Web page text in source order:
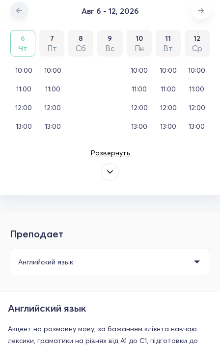
Авг 6 - 12, 2026
6
Чт
7
Пт
8
Сб
9
Вс
10
Пн
11
Вт
12
Ср
10:00
11:00
12:00
13:00
10:00
11:00
12:00
13:00
10:00
11:00
12:00
13:00
10:00
11:00
12:00
13:00
10:00
11:00
12:00
13:00
Развернуть
Преподает
Английский язык
Акцент на розмовну мову, за бажанням клієнта навчаю
лексики, граматики на рівнях від А1 до С1, підготовки до